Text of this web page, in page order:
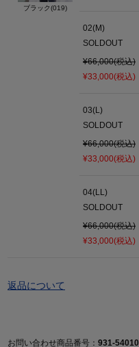
ブラック(019)
02(M)
SOLDOUT
¥66,000(税込)
¥33,000(税込)
03(L)
SOLDOUT
¥66,000(税込)
¥33,000(税込)
04(LL)
SOLDOUT
¥66,000(税込)
¥33,000(税込)
返品について
お問い合わせ商品番号： 931-54010